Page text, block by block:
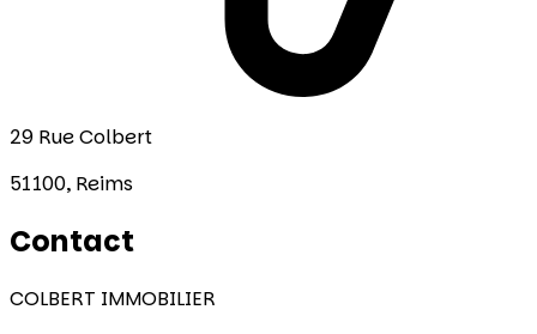
29 Rue Colbert
51100, Reims
Contact
COLBERT IMMOBILIER